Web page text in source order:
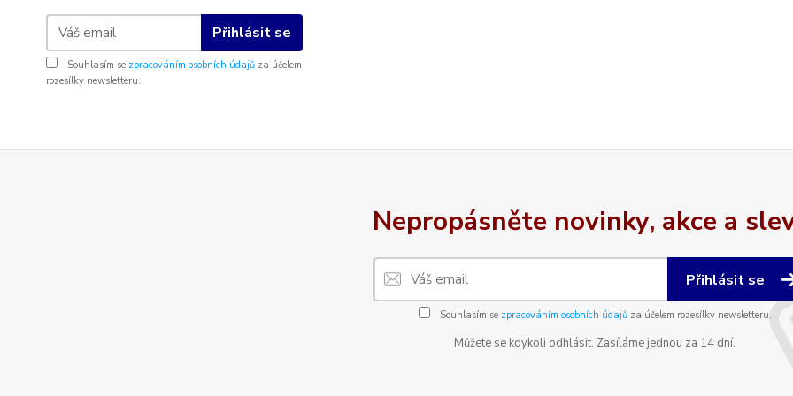
Přihlásit se
Souhlasím se zpracováním osobních údajů za účelem
rozesílky newsletteru.
Nepropásněte novinky, akce a
Přihlásit se
Souhlasím se zpracováním osobních údajůza účelem rozesílky newsletteru.
Můžete se kdykoli odhlásit. Zasíláme jednou za 14 dní.